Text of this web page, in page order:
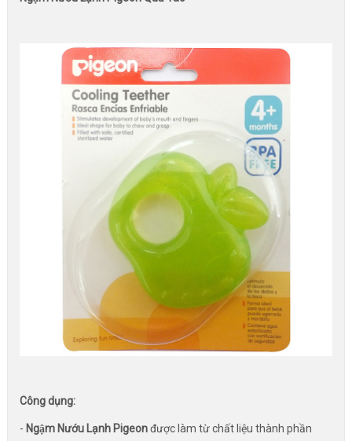
Công dụng:
- Ngậm Nướu Lạnh Pigeonđược làm từ chất liệu thành phần